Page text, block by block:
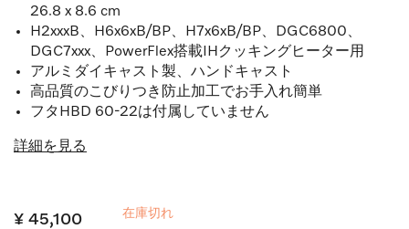
26.8 x 8.6 cm
H2xxxB、H6x6xB/BP、H7x6xB/BP、DGC6800、
DGC7xxx、PowerFlex搭載IHクッキングヒーター用
アルミダイキャスト製、ハンドキャスト
高品質のこびりつき防止加工でお手入れ簡単
フタHBD 60-22は付属していません
詳細を見る
¥ 45,100 在庫切れ